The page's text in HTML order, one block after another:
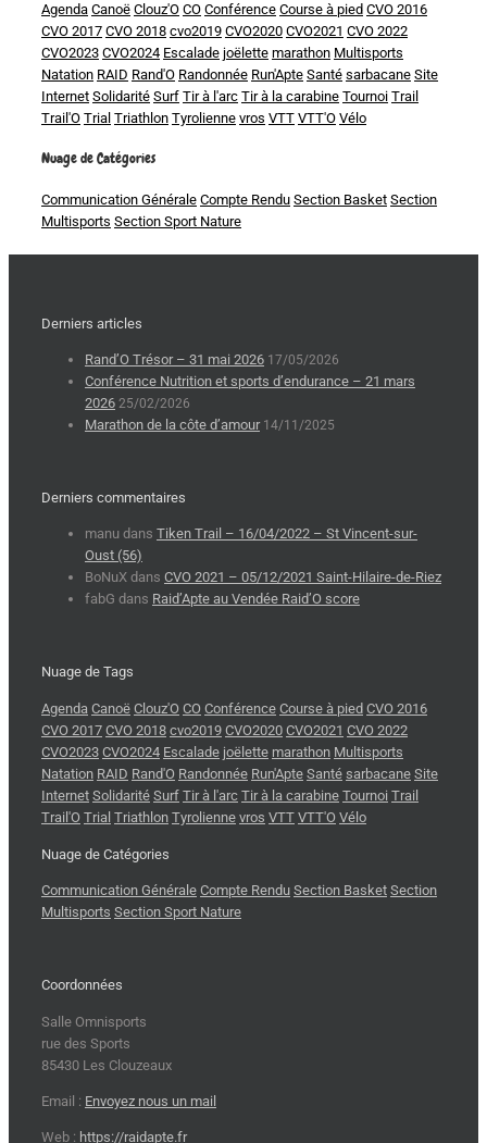
Agenda Canoë Clouz'O CO Conférence Course à pied CVO 2016
CVO 2017 CVO 2018 cvo2019 CVO2020 CVO2021 CVO 2022
CVO2023 CVO2024 Escalade joëlette marathon Multisports
Natation RAID Rand'O Randonnée Run'Apte Santé sarbacane Site
Internet Solidarité Surf Tir à l'arc Tir à la carabine Tournoi Trail
Trail'O Trial Triathlon Tyrolienne vros VTT VTT'O Vélo
Nuage de Catégories
Communication Générale Compte Rendu Section Basket Section
Multisports Section Sport Nature
Derniers articles
Rand’O Trésor – 31 mai 2026 17/05/2026
Conférence Nutrition et sports d’endurance – 21 mars
2026 25/02/2026
Marathon de la côte d’amour 14/11/2025
Derniers commentaires
manu dans Tiken Trail – 16/04/2022 – St Vincent-sur-
Oust (56)
BoNuX dans CVO 2021 – 05/12/2021 Saint-Hilaire-de-Riez
fabG dans Raid’Apte au Vendée Raid’O score
Nuage de Tags
Agenda Canoë Clouz'O CO Conférence Course à pied CVO 2016
CVO 2017 CVO 2018 cvo2019 CVO2020 CVO2021 CVO 2022
CVO2023 CVO2024 Escalade joëlette marathon Multisports
Natation RAID Rand'O Randonnée Run'Apte Santé sarbacane Site
Internet Solidarité Surf Tir à l'arc Tir à la carabine Tournoi Trail
Trail'O Trial Triathlon Tyrolienne vros VTT VTT'O Vélo
Nuage de Catégories
Communication Générale Compte Rendu Section Basket Section
Multisports Section Sport Nature
Coordonnées
Salle Omnisports
rue des Sports
85430 Les Clouzeaux
Email : Envoyez nous un mail
Web : https://raidapte.fr